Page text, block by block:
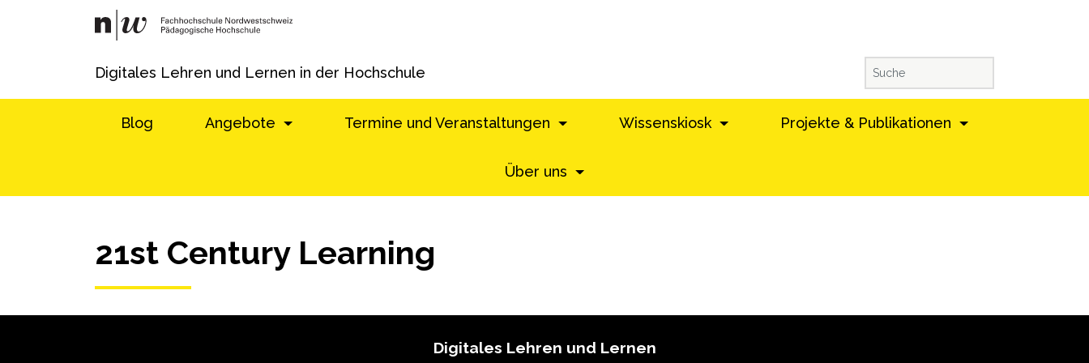
Digitales Lehren und Lernen in der Hochschule
Blog Angebote Termine und Veranstaltungen Wissenskiosk Projekte & Publikationen
Über uns
21st Century Learning
Digitales Lehren und Lernen